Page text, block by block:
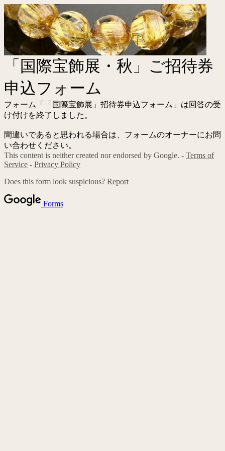
「国際宝飾展・秋」ご招待券
申込フォーム
フォーム「「国際宝飾展」招待券申込フォーム」は回答の受
け付けを終了しました。
間違いであると思われる場合は、フォームのオーナーにお問
い合わせください。
This content is neither created nor endorsed by Google. - Terms of
Service - Privacy Policy
Does this form look suspicious? Report
Forms